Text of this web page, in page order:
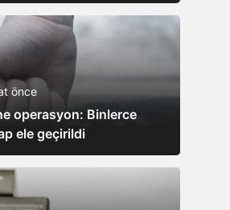
önce
operasyon: Binlerce
ele geçirildi